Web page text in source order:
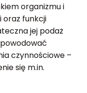
organizmu i
oraz funkcji
jej podaż
czynnościowe –
się m.in.